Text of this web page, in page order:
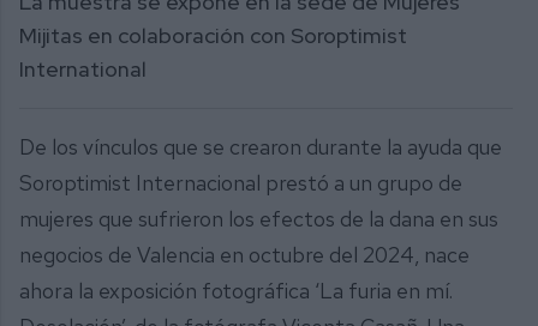
Mijitas en colaboración con Soroptimist
International
De los vínculos que se crearon durante la ayuda que
Soroptimist Internacional prestó a un grupo de
mujeres que sufrieron los efectos de la dana en sus
negocios de Valencia en octubre del 2024, nace
ahora la exposición fotográfica ‘La furia en mí.